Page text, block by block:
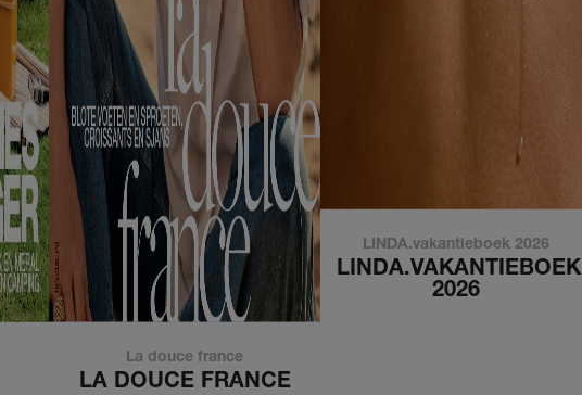
La douce france
LA DOUCE FRANCE
LINDA.vakantieboek 2026
LINDA.VAKANTIEBOEK
2026